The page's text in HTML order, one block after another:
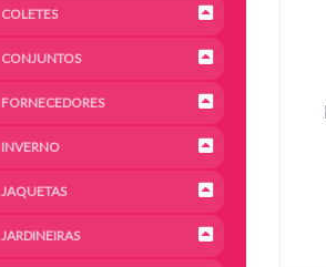
COLETES
CONJUNTOS
FORNECEDORES
INVERNO
JAQUETAS
JARDINEIRAS